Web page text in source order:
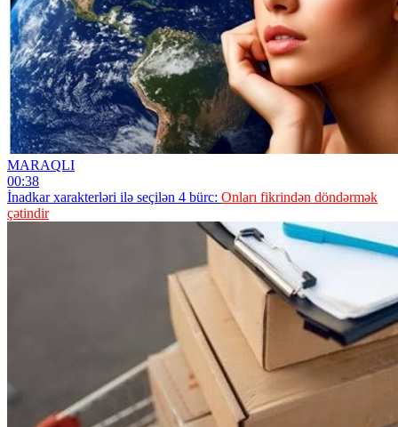
MARAQLI
00:38
İnadkar xarakterləri ilə seçilən 4 bürc: Onları fikrindən döndərmək
çətindir